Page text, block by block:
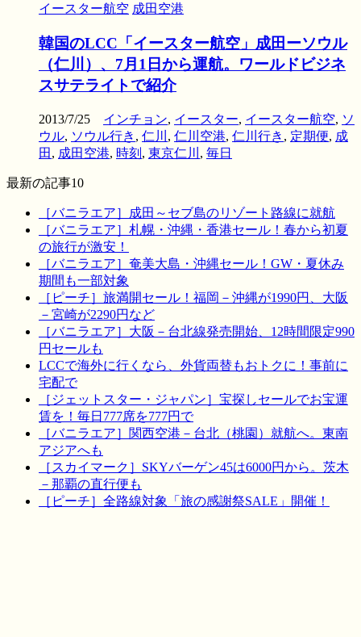
イースター航空 成田空港
韓国のLCC「イースター航空」成田ーソウル
（仁川）、7月1日から運航。ワールドビジネ
スサテライトで紹介
2013/7/25 インチョン, イースター, イースター航空, ソ
ウル, ソウル行き , 仁川 , 仁川空港, 仁川行き , 定期便, 成
田 , 成田空港, 時刻 , 東京仁川 , 毎日
最新の記事10
［バニラエア］成田～セブ島のリゾート路線に就航
［バニラエア］札幌・沖縄・香港セール！春から初夏
の旅行が激安！
［バニラエア］奄美大島・沖縄セール！GW・夏休み
期間も一部対象
［ピーチ］旅満開セール！福岡－沖縄が1990円、大阪
－宮崎が2290円など
［バニラエア］大阪－台北線発売開始、12時間限定990
円セールも
LCCで海外に行くなら、外貨両替もおトクに！事前に
宅配で
［ジェットスター・ジャパン］宝探しセールでお宝運
賃を！毎日777席を777円で
［バニラエア］関西空港－台北（桃園）就航へ。東南
アジアへも
［スカイマーク］SKYバーゲン45は6000円から。茨木
－那覇の直行便も
［ピーチ］全路線対象「旅の感謝祭SALE」開催！